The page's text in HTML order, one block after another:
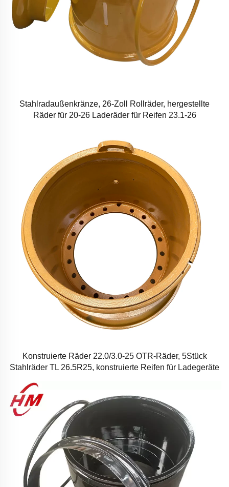
Stahlradaußenkränze, 26-Zoll Rollräder, hergestellte
Räder für 20-26 Laderäder für Reifen 23.1-26
Konstruierte Räder 22.0/3.0-25 OTR-Räder, 5Stück
Stahlräder TL 26.5R25, konstruierte Reifen für Ladegeräte